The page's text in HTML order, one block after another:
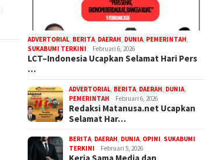
ADVERTORIAL BERITA DAERAH DUNIA PEMERINTAH
SUKABUMI TERKINI
Februari 6, 2026
LCT–Indonesia Ucapkan Selamat Hari Pers
…
ADVERTORIAL BERITA DAERAH DUNIA
PEMERINTAH
Februari 6, 2026
Redaksi Matanusa.net Ucapkan
Selamat Har…
BERITA DAERAH DUNIA OPINI SUKABUMI
TERKINI
Februari 5, 2026